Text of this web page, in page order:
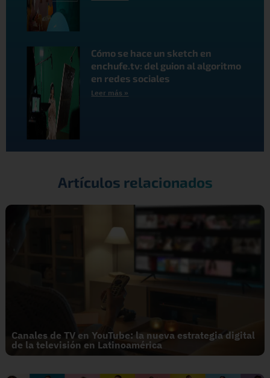
Cómo se hace un sketch en
enchufe.tv: del guion al algoritmo
en redes sociales
Leer más »
Artículos relacionados
Canales de TV en YouTube: la nueva estrategia digital
de la televisión en Latinoamérica